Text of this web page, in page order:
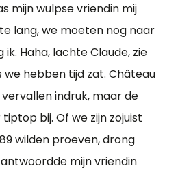
mijn wulpse vriendin mij
lang, we moeten nog naar
Haha, lachte Claude, zie
we hebben tijd zat. Château
indruk, maar de
bij. Of we zijn zojuist
wilden proeven, drong
mijn vriendin